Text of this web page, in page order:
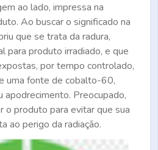
ao lado, impressa na
Ao buscar o significado na
que se trata da radura,
para produto irradiado, e que
por tempo controlado,
uma fonte de cobalto-60,
apodrecimento. Preocupado,
o produto para evitar que sua
ao perigo da radiação.